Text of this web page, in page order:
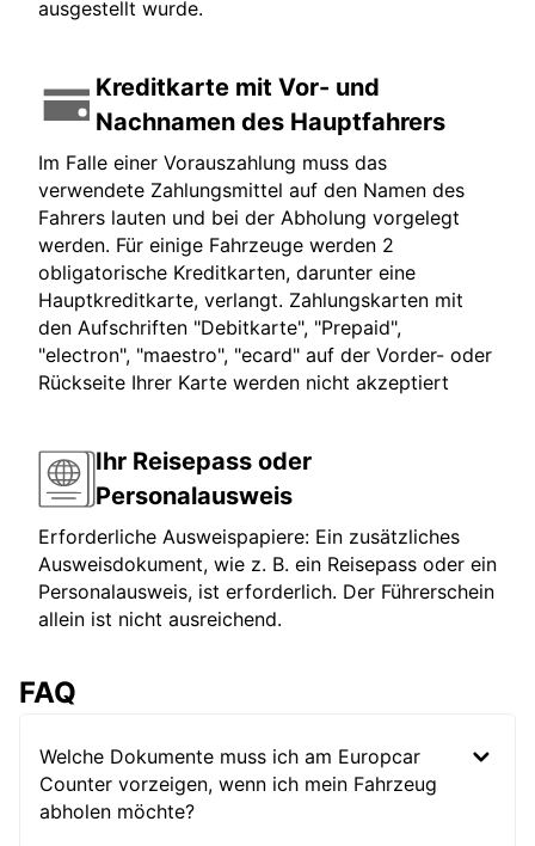
ausgestellt wurde.
Kreditkarte mit Vor- und
Nachnamen des Hauptfahrers
Im Falle einer Vorauszahlung muss das
verwendete Zahlungsmittel auf den Namen des
Fahrers lauten und bei der Abholung vorgelegt
werden. Für einige Fahrzeuge werden 2
obligatorische Kreditkarten, darunter eine
Hauptkreditkarte, verlangt. Zahlungskarten mit
den Aufschriften "Debitkarte", "Prepaid",
"electron", "maestro", "ecard" auf der Vorder- oder
Rückseite Ihrer Karte werden nicht akzeptiert
Ihr Reisepass oder
Personalausweis
Erforderliche Ausweispapiere: Ein zusätzliches
Ausweisdokument, wie z. B. ein Reisepass oder ein
Personalausweis, ist erforderlich. Der Führerschein
allein ist nicht ausreichend.
FAQ
Welche Dokumente muss ich am Europcar
Counter vorzeigen, wenn ich mein Fahrzeug
abholen möchte?